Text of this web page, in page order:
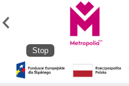
Stop